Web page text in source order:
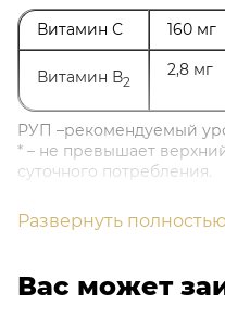
Витамин С 160 мг
Витамин В2
2,8 мг
РУП –рекомендуемый
* – не превышает
суточного потребления.
продукта, беременным
Развернуть полностью
Вас может